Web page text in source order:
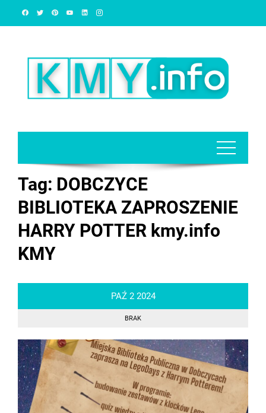
Tag: DOBCZYCE
BIBLIOTEKA ZAPROSZENIE
HARRY POTTER kmy.info
KMY
PAŹ 2 2024
BRAK